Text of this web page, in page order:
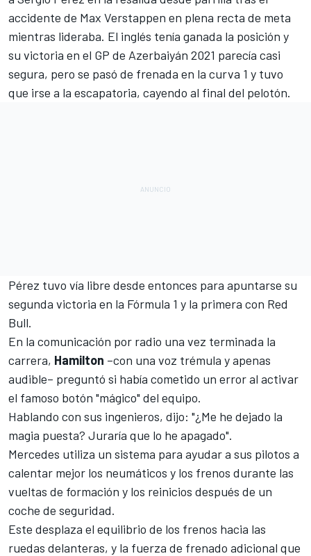
accidente de Max Verstappen en plena recta de meta
mientras lideraba. El inglés tenía ganada la posición y
su victoria en el GP de Azerbaiyán 2021 parecía casi
segura, pero se pasó de frenada en la curva 1 y tuvo
que irse a la escapatoria, cayendo al final del pelotón.
Pérez tuvo vía libre desde entonces para apuntarse su
segunda victoria en la Fórmula 1 y la primera con Red
Bull.
En la comunicación por radio una vez terminada la
carrera, Hamilton –con una voz trémula y apenas
audible– preguntó si había cometido un error al activar
el famoso botón "mágico" del equipo.
Hablando con sus ingenieros, dijo: "¿Me he dejado la
magia puesta? Juraría que lo he apagado".
Mercedes utiliza un sistema para ayudar a sus pilotos a
calentar mejor los neumáticos y los frenos durante las
vueltas de formación y los reinicios después de un
coche de seguridad.
Este desplaza el equilibrio de los frenos hacia las
ruedas delanteras, y la fuerza de frenado adicional que